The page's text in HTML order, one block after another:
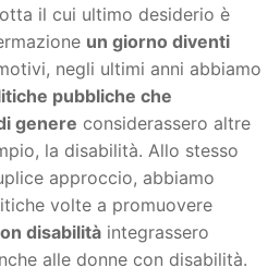
il cui ultimo desiderio è
un giorno diventi
negli ultimi anni abbiamo
pubbliche che
genere considerassero altre
la disabilità. Allo stesso
approccio, abbiamo
volte a promuovere
disabilità integrassero
alle donne con disabilità.